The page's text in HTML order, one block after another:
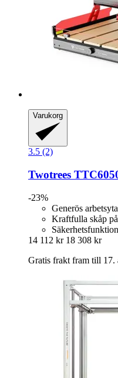
Varukorg
3.5 (2)
Twotrees
-23%
Generös
Kraftfulla skåp
14 112 kr 18 308 kr
Gratis frakt fram till 17.